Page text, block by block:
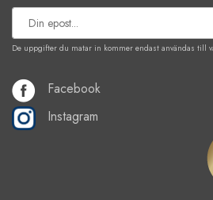
De uppgifter du matar in kommer endast användas till
Facebook
Instagram